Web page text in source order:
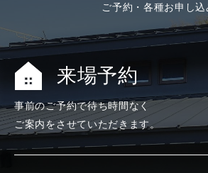
ご予約・各種お申し込
来場予約
事前のご予約で待ち時間なく
ご案内をさせていただきます。